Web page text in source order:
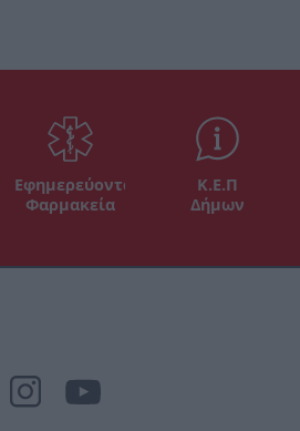
Εφημερεύοντα
Φαρμακεία
Κ.Ε.Π
Δήμων